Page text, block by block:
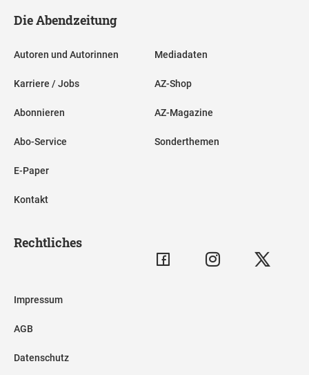
Die Abendzeitung
Autoren und Autorinnen
Karriere / Jobs
Abonnieren
Abo-Service
E-Paper
Kontakt
Mediadaten
AZ-Shop
AZ-Magazine
Sonderthemen
Rechtliches
Impressum
AGB
Datenschutz